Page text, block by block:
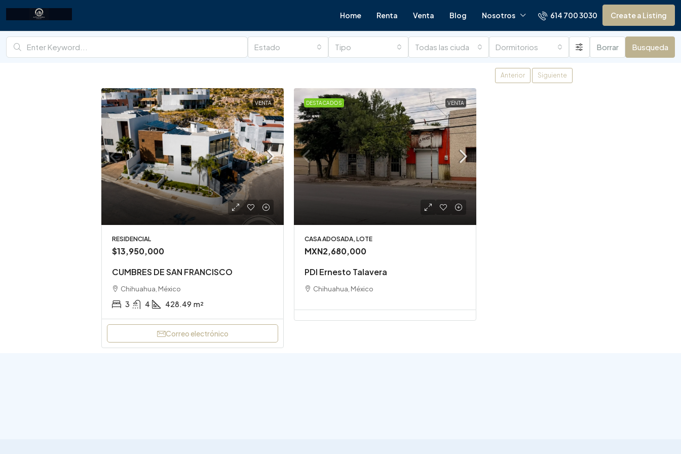
Home Renta Venta Blog Nosotros 614 700 3030 Create a Listing
Estado Tipo Todas las ciudades Dormitorios Borrar Busqueda
Anterior Siguiente
VENTA
RESIDENCIAL
$13,950,000
CUMBRES DE SAN FRANCISCO
Chihuahua, México
3 4 428.49 m²
Correo electrónico
DESTACADOS VENTA
CASA ADOSADA, LOTE
MXN2,680,000
PDI Ernesto Talavera
Chihuahua, México